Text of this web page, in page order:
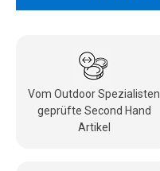
Vom Outdoor Spezialisten
geprüfte Second Hand
Artikel